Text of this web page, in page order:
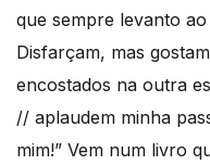
que sempre levanto
Disfarçam, mas
encostados na outra
// aplaudem minha
mim!” Vem num livro